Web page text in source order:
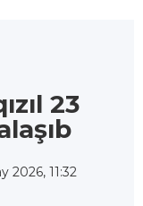
23
2026, 11:32